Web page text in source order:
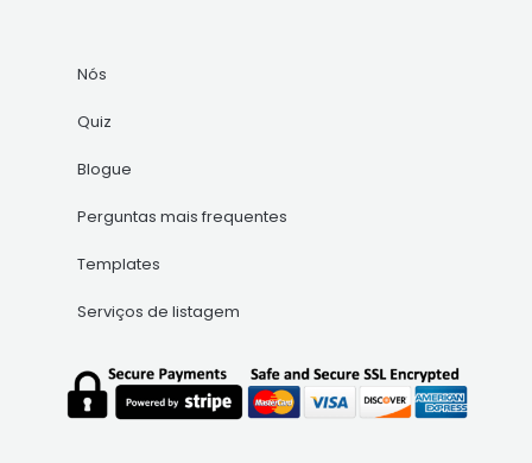
Nós
Quiz
Blogue
Perguntas mais frequentes
Templates
Serviços de listagem